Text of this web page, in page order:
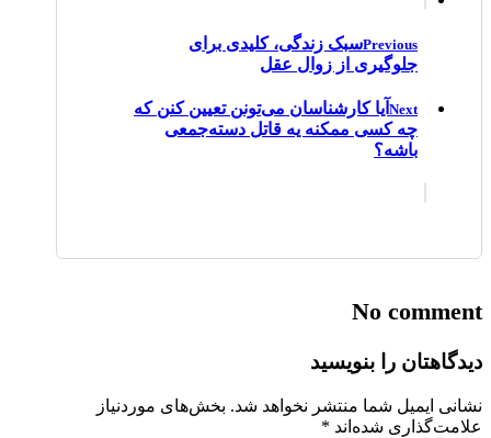
Previousسبک زندگی، کلیدی برای
جلوگیری از زوال عقل
Next آیا کارشناسان می‌تونن تعیین کنن که
چه کسی ممکنه یه قاتل دسته‌جمعی
باشه؟
No comment
دیدگاهتان را بنویسید
نشانی ایمیل شما منتشر نخواهد شد. بخش‌های موردنیاز
علامت‌گذاری شده‌اند *